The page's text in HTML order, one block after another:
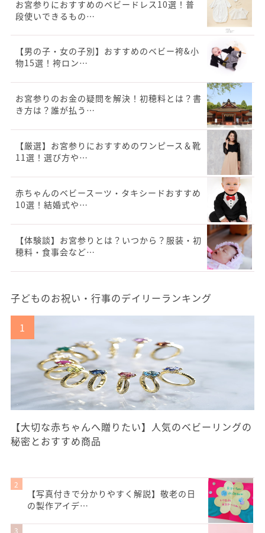
お宮参りにおすすめのベビードレス10選！普
段使いできるもの…
【男の子・女の子別】おすすめのベビー袴&小
物15選！袴ロン…
お宮参りのお金の疑問を解決！初穂料とは？書
き方は？誰が払う…
【厳選】お宮参りにおすすめのワンピース＆靴
11選！選び方や…
赤ちゃんのベビースーツ・タキシードおすすめ
10選！結婚式や…
【体験談】お宮参りとは？いつから？服装・初
穂料・食事会など…
子どものお祝い・行事のデイリーランキング
【大切な赤ちゃんへ贈りたい】人気のベビーリングの
秘密とおすすめ商品
【写真付きで分かりやすく解説】敬老の日
の製作アイデ…